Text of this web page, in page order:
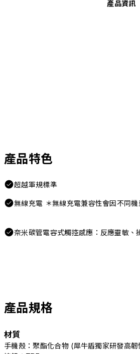
產品資訊
產品特色
超越軍規標準
無線充電 ＊無線充電兼容性會因不同
奈米碳管電容式觸控感應：反應靈敏、
產品規格
材質
手機殼：聚酯化合物 (犀牛盾獨家研發高